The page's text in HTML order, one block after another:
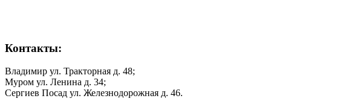
Контакты:
Владимир ул. Тракторная д. 48;
Муром ул. Ленина д. 34;
Сергиев Посад ул. Железнодорожная д. 46.